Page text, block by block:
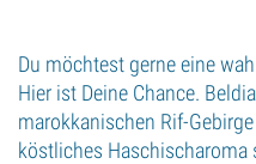
Du möchtest gerne eine
Hier ist Deine Chance.
marokkanischen Rif-
köstliches Haschischaroma